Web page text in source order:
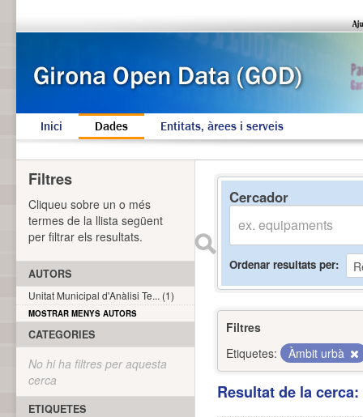
Inici Dades Entitats, àrees i serveis
Cercador
Ordenar resultats per
Filtres
Etiquetes:
Àmbit urbà
Resultat de la
Filtres
Cliqueu sobre un o més
termes de la llista següent
per filtrar els resultats.
AUTORS
Unitat Municipal d'Anàlisi Te... (1)
MOSTRAR MENYS AUTORS
CATEGORIES
No hi ha filtres per aquesta
cerca
ETIQUETES